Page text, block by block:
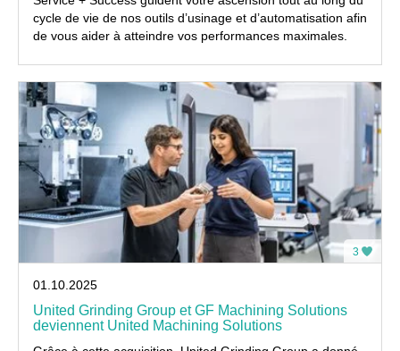
cycle de vie de nos outils d’usinage et d’automatisation afin
de vous aider à atteindre vos performances maximales.
3
01.10.2025
United Grinding Group et GF Machining Solutions
deviennent United Machining Solutions